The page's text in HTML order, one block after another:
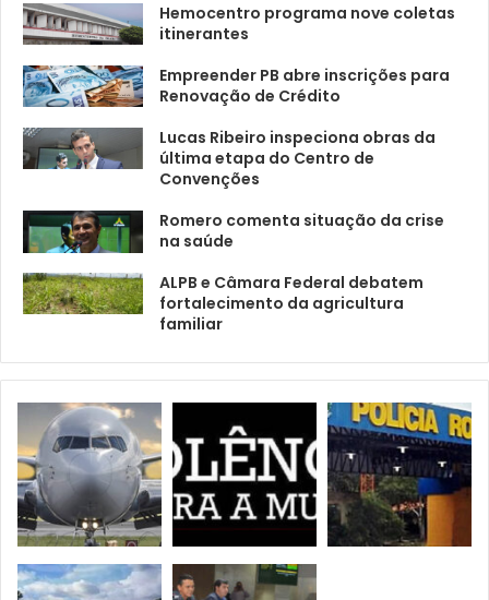
Hemocentro programa nove coletas
itinerantes
Empreender PB abre inscrições para
Renovação de Crédito
Lucas Ribeiro inspeciona obras da
última etapa do Centro de
Convenções
Romero comenta situação da crise
na saúde
ALPB e Câmara Federal debatem
fortalecimento da agricultura
familiar